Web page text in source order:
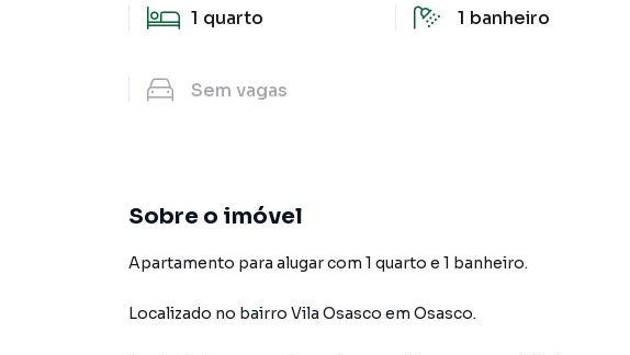
1 quarto 1 banheiro
Sem vagas
Sobre o imóvel
Apartamento para alugar com 1 quarto e 1 banheiro.
Localizado no bairro Vila Osasco em Osasco.